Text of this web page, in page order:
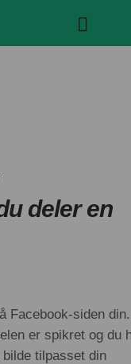
deler en
Facebook-siden din.
er spikret og du
tilpasset din